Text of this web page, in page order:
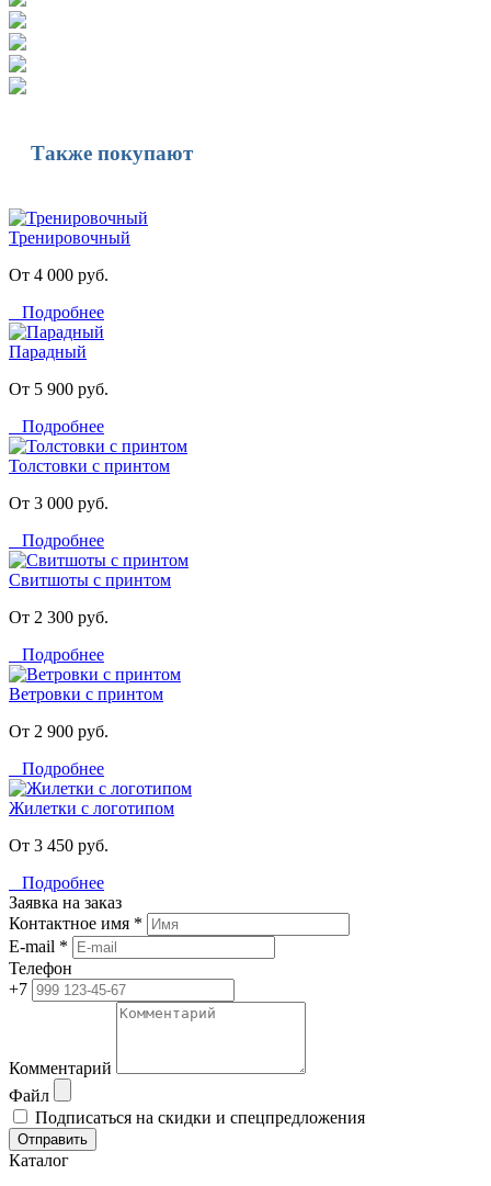
Также покупают
Тренировочный
От 4 000 руб.
Подробнее
Парадный
От 5 900 руб.
Подробнее
Толстовки с принтом
От 3 000 руб.
Подробнее
Свитшоты с принтом
От 2 300 руб.
Подробнее
Ветровки с принтом
От 2 900 руб.
Подробнее
Жилетки с логотипом
От 3 450 руб.
Подробнее
Заявка на заказ
Контактное имя *
E-mail *
Телефон
+7
Комментарий
Файл
Подписаться на скидки и спецпредложения
Отправить
Каталог